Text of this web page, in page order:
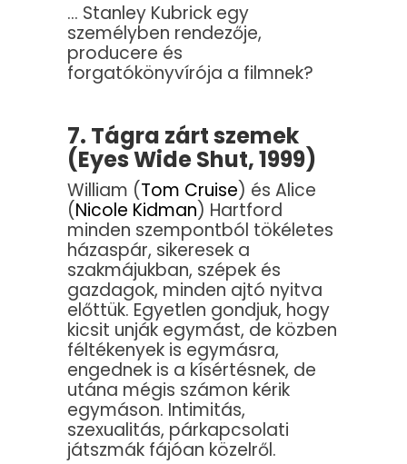
… Stanley Kubrick egy
személyben rendezője,
producere és
forgatókönyvírója a filmnek?
7. Tágra zárt szemek
(Eyes Wide Shut, 1999)
William (Tom Cruise) és Alice
(Nicole Kidman) Hartford
minden szempontból tökéletes
házaspár, sikeresek a
szakmájukban, szépek és
gazdagok, minden ajtó nyitva
előttük. Egyetlen gondjuk, hogy
kicsit unják egymást, de közben
féltékenyek is egymásra,
engednek is a kísértésnek, de
utána mégis számon kérik
egymáson. Intimitás,
szexualitás, párkapcsolati
játszmák fájóan közelről.